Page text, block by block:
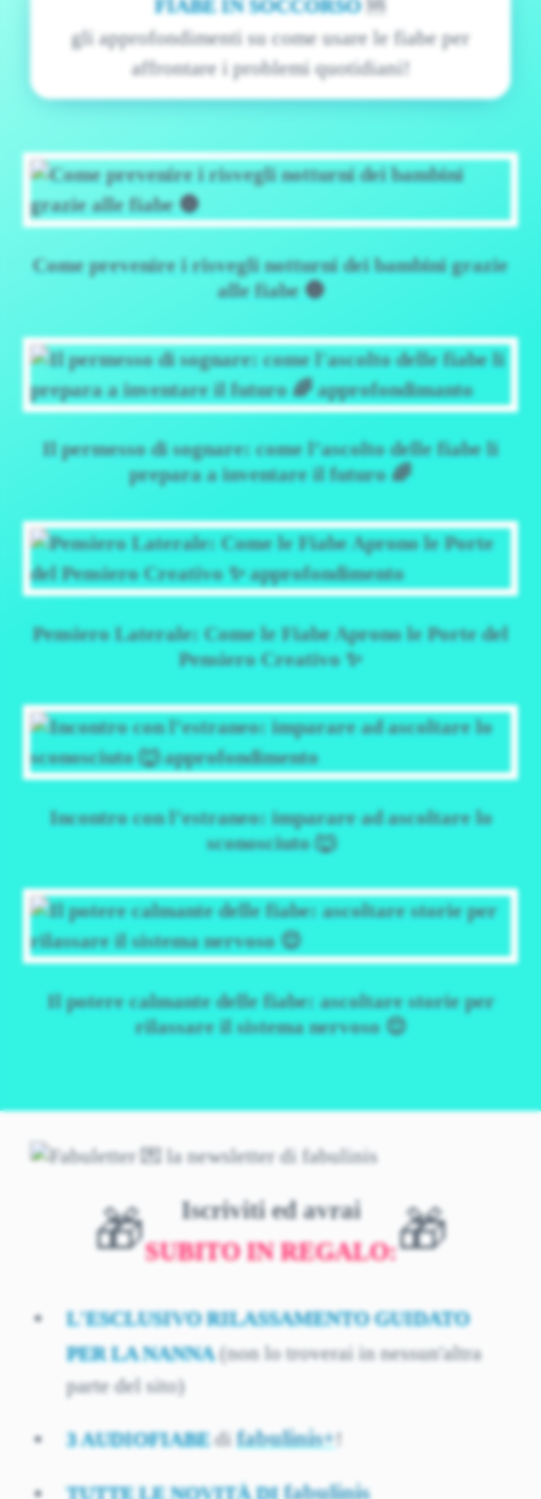
FIABE IN SOCCORSO🆘
gli approfondimenti su come usare le fiabe per
affrontare i problemi quotidiani!
Come prevenire i risvegli notturni dei bambini grazie
alle fiabe 🌚
Il permesso di sognare: come l’ascolto delle fiabe li
prepara a inventare il futuro 🌈
Pensiero Laterale: Come le Fiabe Aprono le Porte del
Pensiero Creativo ✨
Incontro con l’estraneo: imparare ad ascoltare lo
sconosciuto 🐺
Il potere calmante delle fiabe: ascoltare storie per
rilassare il sistema nervoso 😌
🎁
Iscriviti ed avrai
SUBITO IN REGALO:🎁
L'ESCLUSIVO RILASSAMENTO GUIDATO
PER LA NANNA(non lo troverai in nessun'altra
parte del sito)
3 AUDIOFIABEdifabulinis+!
TUTTE LE NOVITÀ DI fabulinis